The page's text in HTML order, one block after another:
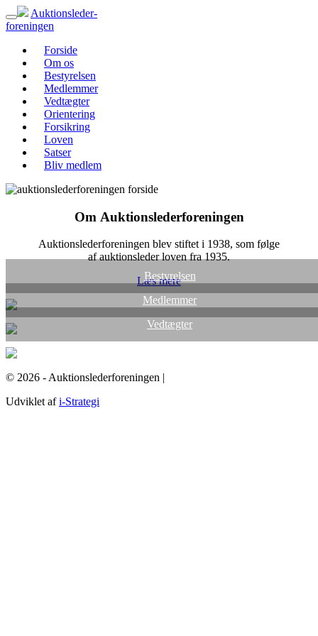
Auktionsleder-
foreningen
Forside
Om os
Bestyrelsen
Medlemmer
Vedtægter
Orientering
Forsikring
Loven
Satser
Bliv medlem
Om Auktionslederforeningen
Auktionslederforeningen blev stiftet i 1938, som følge
af auktionsleder loven fra 1935.
Læs mere
Bestyrelsen
Medlemmer
Vedtægter
© 2026 - Auktionslederforeningen |
Udviklet afi-Strategi